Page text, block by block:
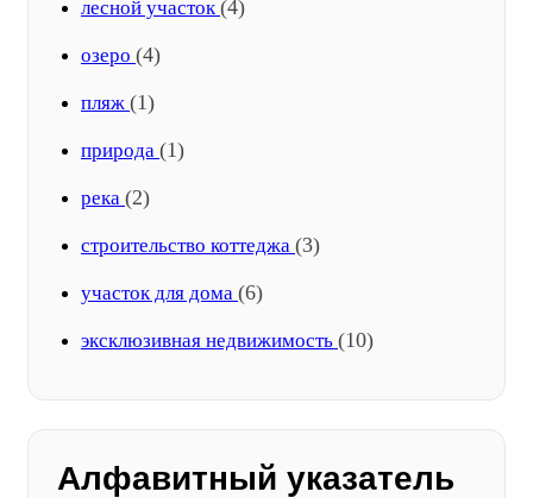
лесной участок(4)
озеро (4)
пляж (1)
природа (1)
река (2)
строительство коттеджа (3)
участок для дома (6)
эксклюзивная недвижимость (10)
Алфавитный указатель